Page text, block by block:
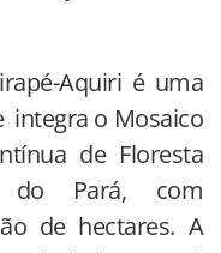
Aquiri é uma
integra o Mosaico
de Floresta
do Pará, com
de hectares. A